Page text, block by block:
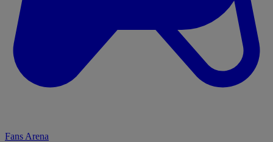
Fans Arena